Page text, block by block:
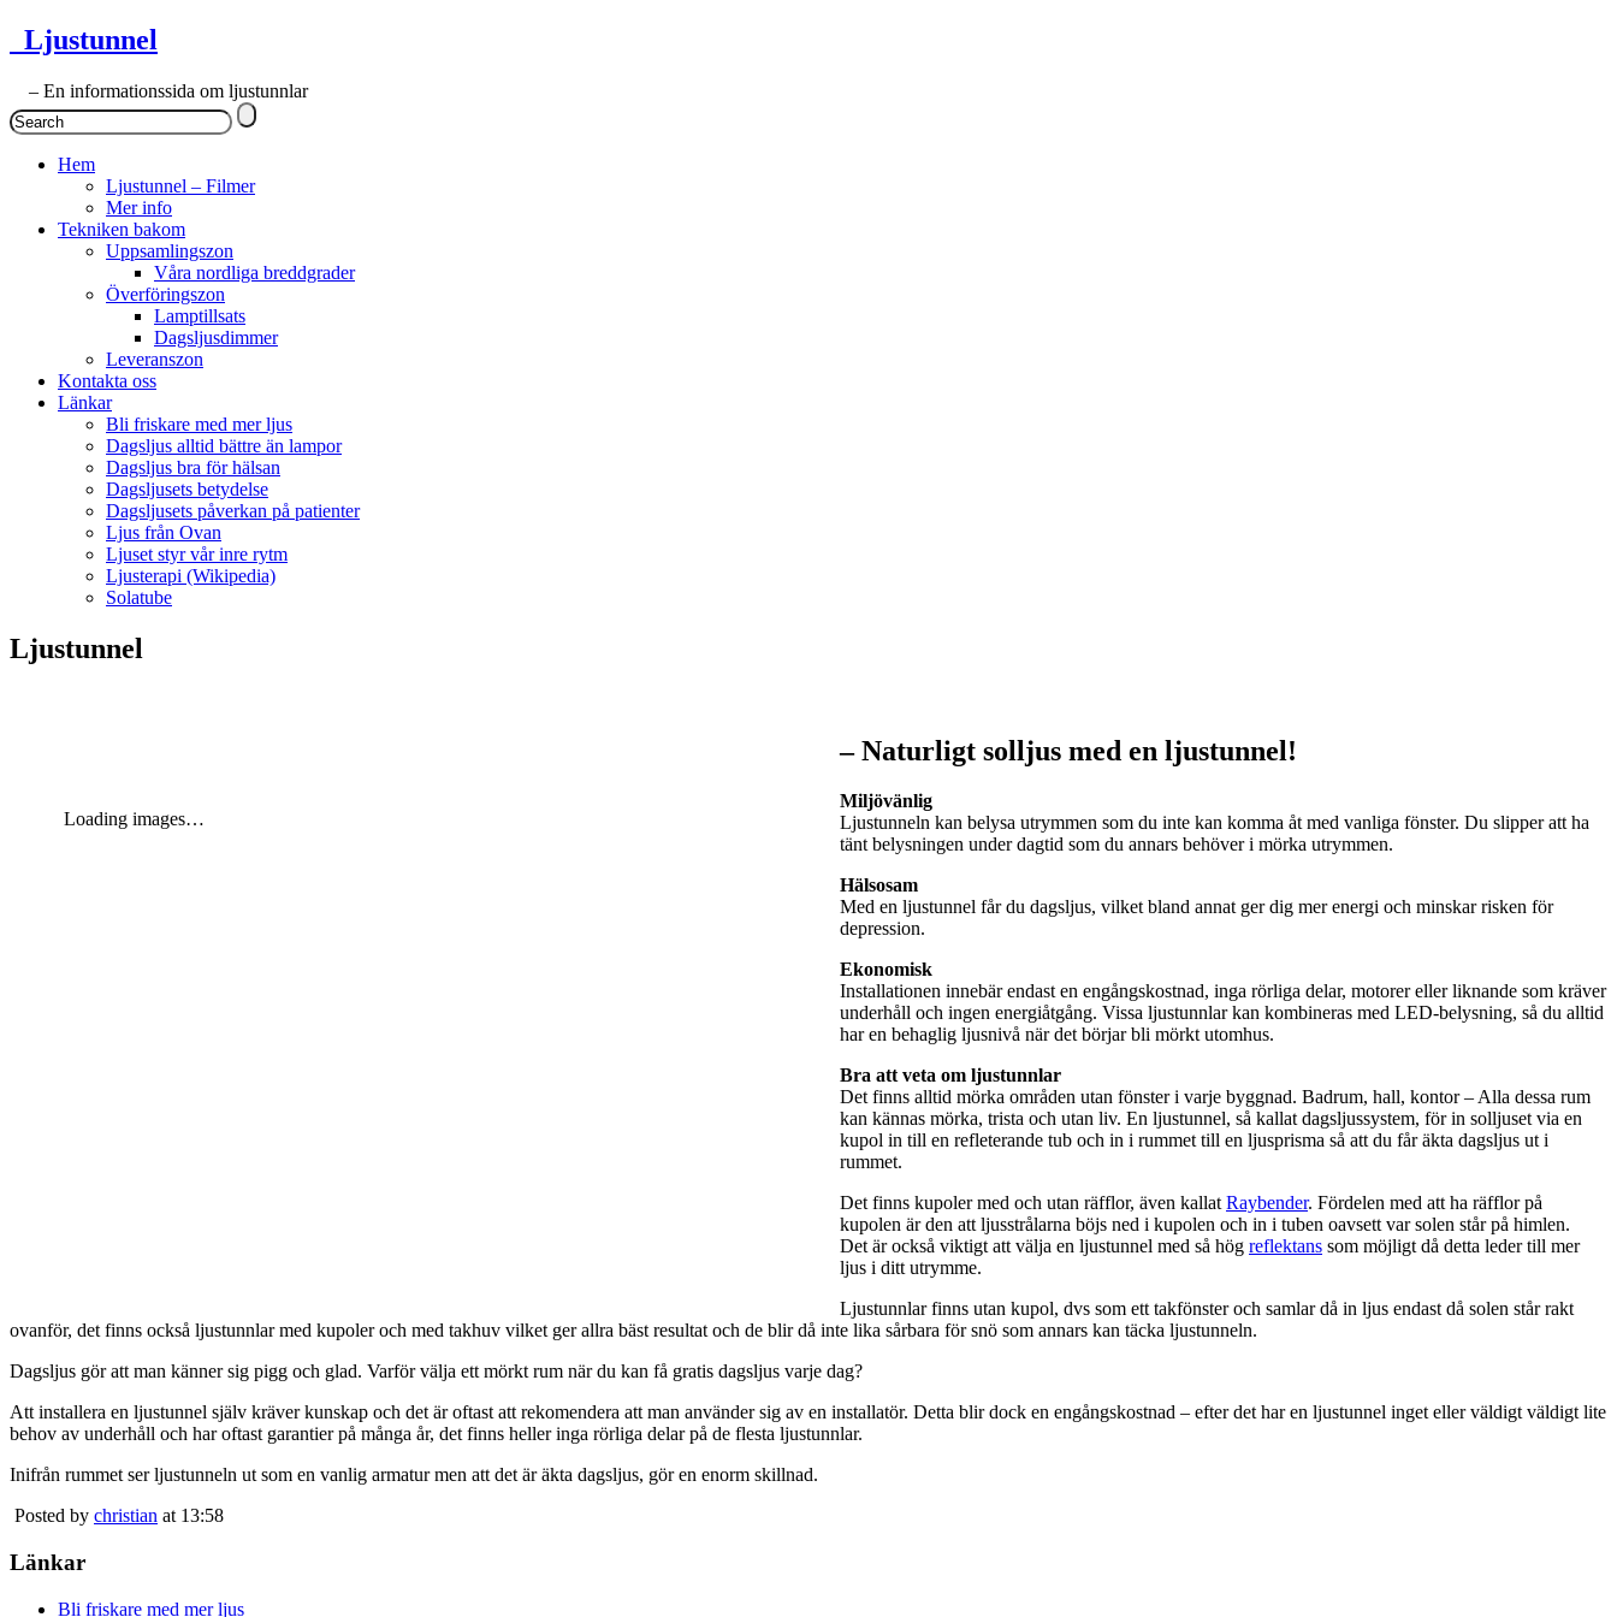
Ljustunnel
– En informationssida om ljustunnlar
Hem
Ljustunnel – Filmer
Mer info
Tekniken bakom
Uppsamlingszon
Våra nordliga breddgrader
Överföringszon
Lamptillsats
Dagsljusdimmer
Leveranszon
Kontakta oss
Länkar
Bli friskare med mer ljus
Dagsljus alltid bättre än lampor
Dagsljus bra för hälsan
Dagsljusets betydelse
Dagsljusets påverkan på patienter
Ljus från Ovan
Ljuset styr vår inre rytm
Ljusterapi (Wikipedia)
Solatube
Ljustunnel
Loading images…
– Naturligt solljus med en ljustunnel!
Miljövänlig
Ljustunneln kan belysa utrymmen som du inte kan komma åt med vanliga fönster. Du slipper att ha
tänt belysningen under dagtid som du annars behöver i mörka utrymmen.
Hälsosam
Med en ljustunnel får du dagsljus, vilket bland annat ger dig mer energi och minskar risken för
depression.
Ekonomisk
Installationen innebär endast en engångskostnad, inga rörliga delar, motorer eller liknande som kräver
underhåll och ingen energiåtgång. Vissa ljustunnlar kan kombineras med LED-belysning, så du alltid
har en behaglig ljusnivå när det börjar bli mörkt utomhus.
Bra att veta om ljustunnlar
Det finns alltid mörka områden utan fönster i varje byggnad. Badrum, hall, kontor – Alla dessa rum
kan kännas mörka, trista och utan liv. En ljustunnel, så kallat dagsljussystem, för in solljuset via en
kupol in till en refleterande tub och in i rummet till en ljusprisma så att du får äkta dagsljus ut i
rummet.
Det finns kupoler med och utan räfflor, även kallatRaybender. Fördelen med att ha räfflor på
kupolen är den att ljusstrålarna böjs ned i kupolen och in i tuben oavsett var solen står på himlen.
Det är också viktigt att välja en ljustunnel med så hög reflektans som möjligt då detta leder till mer
ljus i ditt utrymme.
Ljustunnlar finns utan kupol, dvs som ett takfönster och samlar då in ljus endast då solen står rakt
ovanför, det finns också ljustunnlar med kupoler och med takhuv vilket ger allra bäst resultat och de blir då inte lika sårbara för snö som annars kan täcka ljustunneln.
Dagsljus gör att man känner sig pigg och glad. Varför välja ett mörkt rum när du kan få gratis dagsljus varje dag?
Att installera en ljustunnel själv kräver kunskap och det är oftast att rekomendera att man använder sig av en installatör. Detta blir dock en engångskostnad – efter det har en ljustunnel inget eller väldigt väldigt lite
behov av underhåll och har oftast garantier på många år, det finns heller inga rörliga delar på de flesta ljustunnlar.
Inifrån rummet ser ljustunneln ut som en vanlig armatur men att det är äkta dagsljus, gör en enorm skillnad.
Posted by christian at 13:58
Länkar
Bli friskare med mer ljus